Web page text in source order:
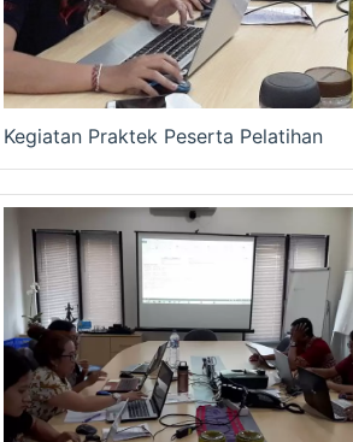
Kegiatan Praktek Peserta Pelatihan